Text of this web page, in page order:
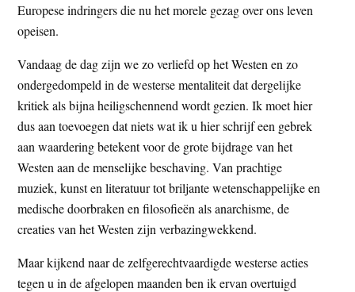
Europese indringers die nu het morele gezag over ons leven
opeisen.
Vandaag de dag zijn we zo verliefd op het Westen en zo
ondergedompeld in de westerse mentaliteit dat dergelijke
kritiek als bijna heiligschennend wordt gezien. Ik moet hier
dus aan toevoegen dat niets wat ik u hier schrijf een gebrek
aan waardering betekent voor de grote bijdrage van het
Westen aan de menselijke beschaving. Van prachtige
muziek, kunst en literatuur tot briljante wetenschappelijke en
medische doorbraken en filosofieën als anarchisme, de
creaties van het Westen zijn verbazingwekkend.
Maar kijkend naar de zelfgerechtvaardigde westerse acties
tegen u in de afgelopen maanden ben ik ervan overtuigd